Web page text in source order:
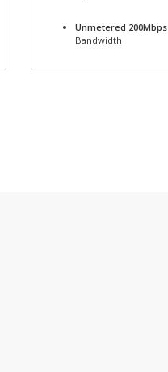
Unmetered 200Mbps
Bandwidth